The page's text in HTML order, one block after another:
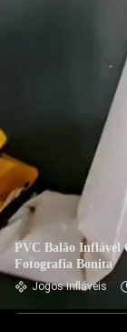
PVC Balão Inflável
Fotografia Bonita
Jogos infláveis